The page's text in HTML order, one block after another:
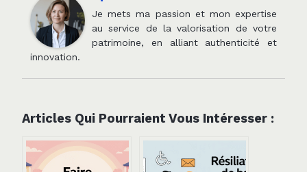
Je mets ma passion et mon expertise
au service de la valorisation de votre
patrimoine, en alliant authenticité et
innovation.
Articles Qui Pourraient Vous Intéresser :